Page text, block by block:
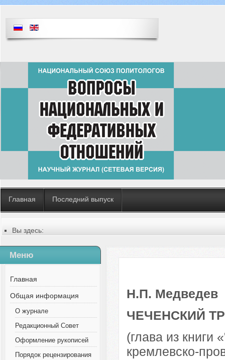
Главная Последний выпуск
Вы здесь:
Содержание выпусков
№ 6 (63), 2020
Русский
Выпуск 1, 2011
Меню
Главная
Общая информация
О журнале
Редакционный Совет
Оформление рукописей
Порядок рецензирования
Н.П. Медведев
ЧЕЧЕНСКИЙ
(глава из
кремлевско-